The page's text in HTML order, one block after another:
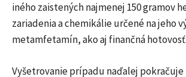
iného zaistených najmenej 150 gramov
zariadenia a chemikálie určené na jeho
metamfetamín, ako aj finančná hotovosť.
Vyšetrovanie prípadu naďalej